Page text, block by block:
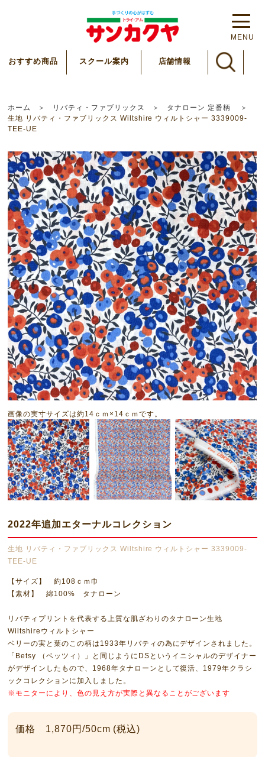
MENU
おすすめ商品 スクール案内 店舗情報
ホーム リバティ・ファブリックス
タナローン 定番柄
生地 リバティ・ファブリックス Wiltshire ウィルトシャー 3339009-
TEE-UE
画像の実寸サイズは約14ｃｍ×14ｃｍです。
2022年追加エターナルコレクション
生地 リバティ・ファブリックス Wiltshire ウィルトシャー 3339009-
TEE-UE
【サイズ】 約108ｃｍ巾
【素材】 綿100% タナローン
リバティプリントを代表する上質な肌ざわりのタナローン生地
Wiltshireウィルトシャー
ベリーの実と葉のこの柄は1933年リバティの為にデザインされました。
「Betsy （ベッツィ）」と同じようにDSというイニシャルのデザイナー
がデザインしたもので、1968年タナローンとして復活、1979年クラシ
ックコレクションに加入しました。
※モニターにより、色の見え方が実際と異なることがございます
価格 1,870円/50cm (税込)